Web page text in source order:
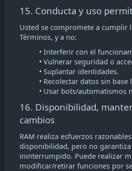
15. Conducta y uso
Usted se compromete a cumplir
Términos, y a no:
• Interferir con el
• Vulnerar seguridad o
• Suplantar identidades.
• Recolectar datos sin base
• Usar bots/automatismos
16. Disponibilidad,
cambios
RAM realiza esfuerzos
disponibilidad, pero no garantiza
ininterrumpido. Puede realizar
modificar/retirar funciones por